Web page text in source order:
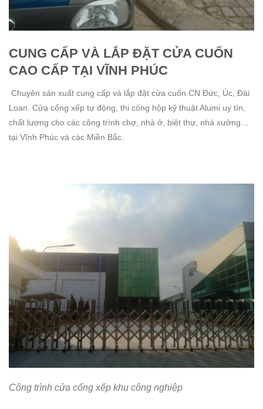
CUNG CẤP VÀ LẮP ĐẶT CỬA CUỐN
CAO CẤP TẠI VĨNH PHÚC
Chuyên sản xuất cung cấp và lắp đặt cửa cuốn CN Đức, Úc, Đài
Loan. Cửa cổng xếp tự động, thi công hộp kỹ thuật Alumi uy tín,
chất lượng cho các công trình chợ, nhà ở, biệt thự, nhà xưởng…
tại Vĩnh Phúc và các Miền Bắc.
Công trình cửa cổng xếp khu công nghiệp